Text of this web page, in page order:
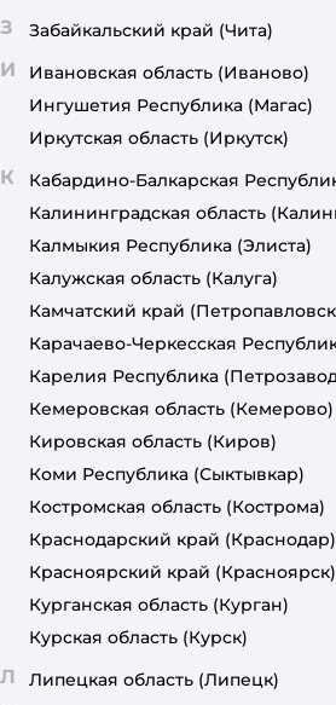
З Забайкальский край (Чита)
И Ивановская область (Иваново)
Ингушетия Республика (Магас)
Иркутская область (Иркутск)
К Кабардино-Балкарская
Калининградская область
Калмыкия Республика (Элиста)
Калужская область (Калуга)
Камчатский край
Карачаево-Черкесская
Карелия Республика
Кемеровская область (Кемерово)
Кировская область (Киров)
Коми Республика (Сыктывкар)
Костромская область (Кострома)
Краснодарский край (Краснодар)
Красноярский край (Красноярск)
Курганская область (Курган)
Курская область (Курск)
Л Липецкая область (Липецк)